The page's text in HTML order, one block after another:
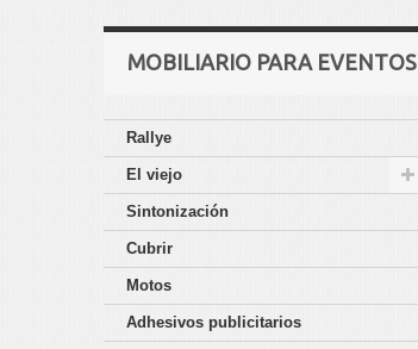
MOBILIARIO PARA EVENTOS
Rallye
El viejo
Sintonización
Cubrir
Motos
Adhesivos publicitarios